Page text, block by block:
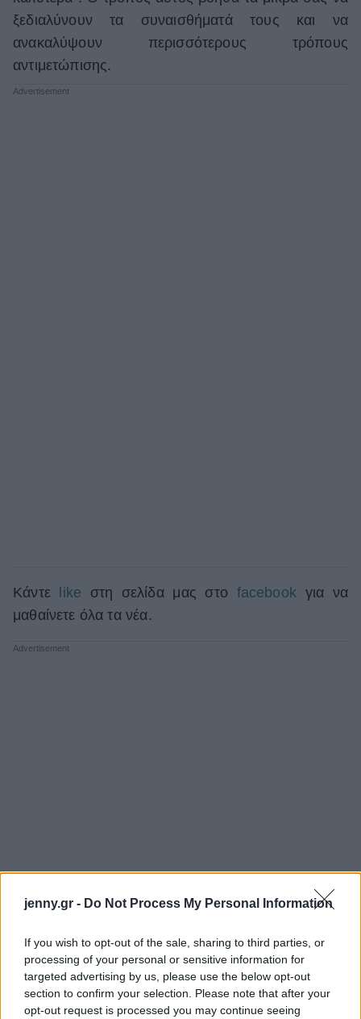
jenny.gr - Do Not Process My Personal Information
If you wish to opt-out of the sale, sharing to third parties, or
processing of your personal or sensitive information for
targeted advertising by us, please use the below opt-out
section to confirm your selection. Please note that after your
opt-out request is processed you may continue seeing
ξεδιαλύνουν τα συναισθήματά τους και να
ανακαλύψουν περισσότερους τρόπους
αντιμετώπισης.
Κάντε like στη σελίδα μας στο facebook για να
μαθαίνετε όλα τα νέα.